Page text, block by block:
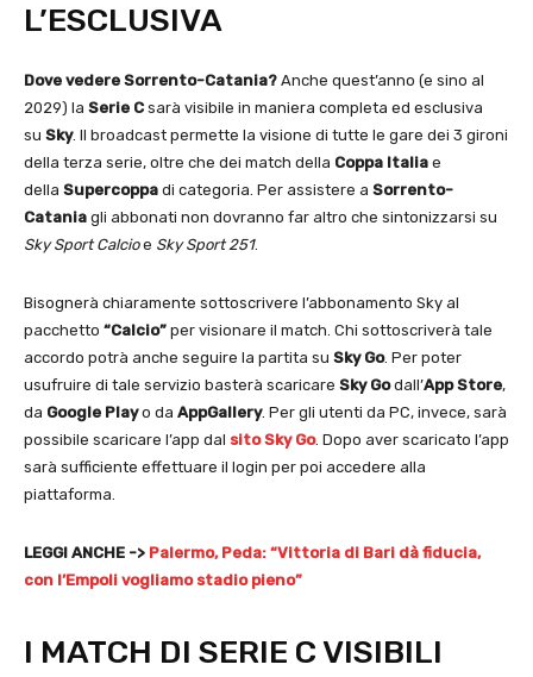
L’ESCLUSIVA
Dove vedere Sorrento-Catania? Anche quest’anno (e sino al
2029) la Serie C sarà visibile in maniera completa ed esclusiva
su Sky. Il broadcast permette la visione di tutte le gare dei 3 gironi
della terza serie, oltre che dei match della Coppa Italia e
della Supercoppa di categoria. Per assistere a Sorrento-
Catania gli abbonati non dovranno far altro che sintonizzarsi su
Sky Sport Calcioe Sky Sport 251.
Bisognerà chiaramente sottoscrivere l’abbonamento Sky al
pacchetto “Calcio” per visionare il match. Chi sottoscriverà tale
accordo potrà anche seguire la partita su Sky Go. Per poter
usufruire di tale servizio basterà scaricare Sky Godall’App Store,
da Google Playo da AppGallery. Per gli utenti da PC, invece, sarà
possibile scaricare l’app dal sito Sky Go. Dopo aver scaricato l’app
sarà sufficiente effettuare il login per poi accedere alla
piattaforma.
LEGGI ANCHE -> Palermo, Peda: “Vittoria di Bari dà fiducia,
con l’Empoli vogliamo stadio pieno”
I MATCH DI SERIE C VISIBILI